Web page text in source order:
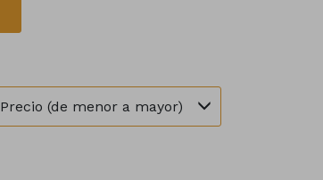
Precio (de menor a mayor)